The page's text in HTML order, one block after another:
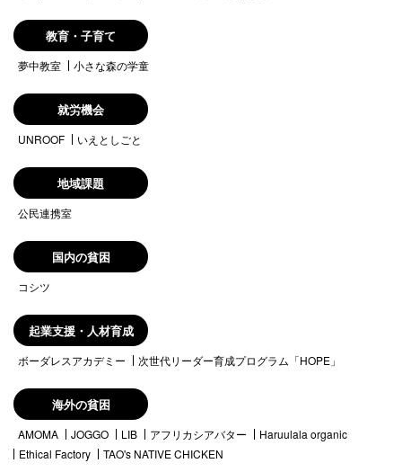
教育・子育て
夢中教室 小さな森の学童
就労機会
UNROOF いえとしごと
地域課題
公民連携室
国内の貧困
コシツ
起業支援・人材育成
ボーダレスアカデミー 次世代リーダー育成プログラム「HOPE」
海外の貧困
AMOMA JOGGO LIB アフリカシアバター
Haruulala organic
Ethical Factory
TAO's NATIVE CHICKEN